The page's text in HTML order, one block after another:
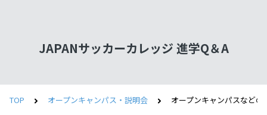
JAPANサッカーカレッジ 進学Q＆A
TOP オープンキャンパス・説明会 オープンキャンパスなど